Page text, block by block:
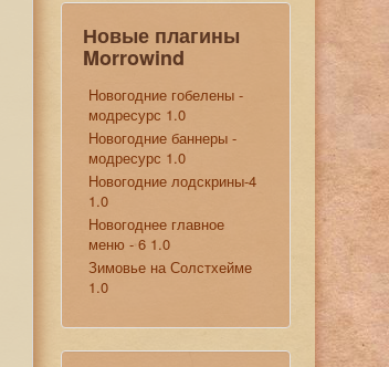
Новые плагины
Morrowind
Новогодние гобелены -
модресурс 1.0
Новогодние баннеры -
модресурс 1.0
Новогодние лодскрины-4
1.0
Новогоднее главное
меню - 6 1.0
Зимовье на Солстхейме
1.0